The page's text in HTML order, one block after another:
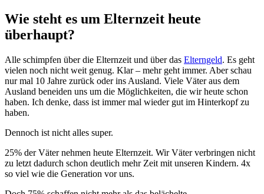
Wie steht es um Elternzeit heute
überhaupt?
Alle schimpfen über die Elternzeit und über das Elterngeld. Es geht
vielen noch nicht weit genug. Klar – mehr geht immer. Aber schau
nur mal 10 Jahre zurück oder ins Ausland. Viele Väter aus dem
Ausland beneiden uns um die Möglichkeiten, die wir heute schon
haben. Ich denke, dass ist immer mal wieder gut im Hinterkopf zu
haben.
Dennoch ist nicht alles super.
25% der Väter nehmen heute Elternzeit. Wir Väter verbringen nicht
zu letzt dadurch schon deutlich mehr Zeit mit unseren Kindern. 4x
so viel wie die Generation vor uns.